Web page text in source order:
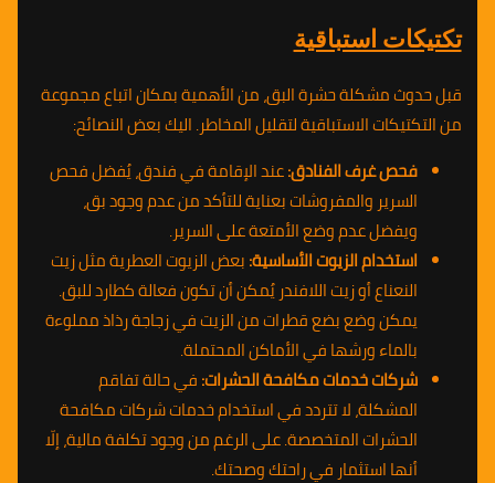
تكتيكات استباقية
قبل حدوث مشكلة حشرة البق، من الأهمية بمكان اتباع مجموعة
من التكتيكات الاستباقية لتقليل المخاطر. اليك بعض النصائح:
فحص غرف الفنادق:عند الإقامة في فندق، يُفضل فحص
السرير والمفروشات بعناية للتأكد من عدم وجود بق،
ويفضل عدم وضع الأمتعة على السرير.
استخدام الزيوت الأساسية:بعض الزيوت العطرية مثل زيت
النعناع أو زيت اللافندر يُمكن أن تكون فعالة كطارد للبق.
يمكن وضع بضع قطرات من الزيت في زجاجة رذاذ مملوءة
بالماء ورشها في الأماكن المحتملة.
شركات خدمات مكافحة الحشرات:في حالة تفاقم
المشكلة، لا تتردد في استخدام خدمات شركات مكافحة
الحشرات المتخصصة. على الرغم من وجود تكلفة مالية، إلّا
أنها استثمار في راحتك وصحتك.